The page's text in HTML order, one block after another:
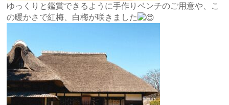
ゆっくりと鑑賞できるように手作りベンチのご用意や、こ
の暖かさで紅梅、白梅が咲きました